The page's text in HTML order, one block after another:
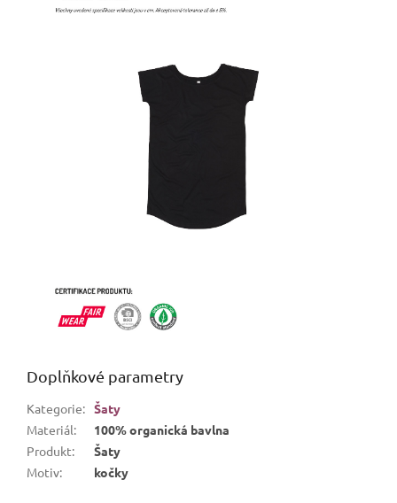
Doplňkové parametry
Kategorie: Šaty
Materiál:
100% organická bavlna
Produkt:
Šaty
Motiv: kočky